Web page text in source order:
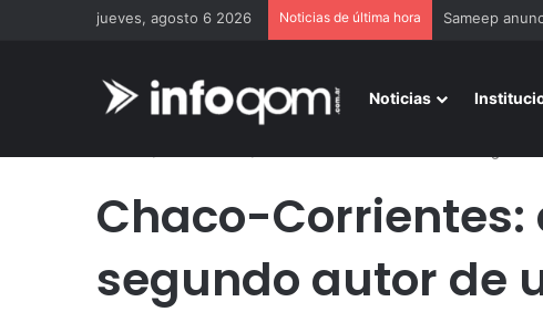
jueves, agosto 6 2026 Noticias de última hora Gremios y
Noticias
Chaco-Corrientes:
segundo autor de